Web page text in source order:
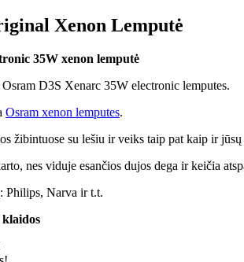
Xenon Lemputė
35W xenon lemputė
D3S Xenarc 35W electronic lemputes.
Osram xenon lemputes.
žibintuose su lešiu ir veiks taip pat kaip ir
nes viduje esančios dujos dega ir keičia
Philips, Narva ir t.t.